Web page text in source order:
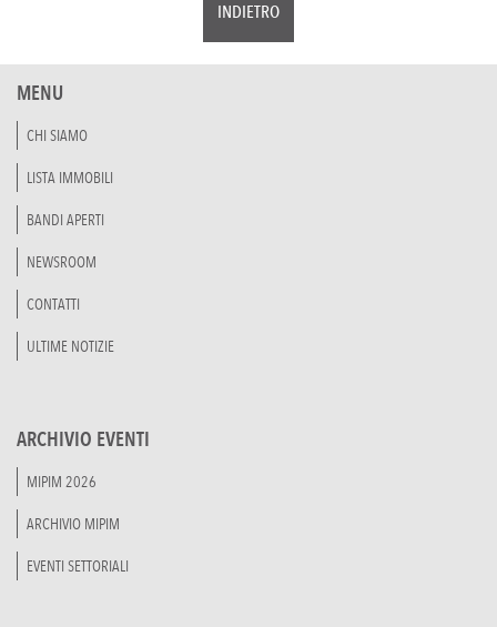
INDIETRO
MENU
CHI SIAMO
LISTA IMMOBILI
BANDI APERTI
NEWSROOM
CONTATTI
ULTIME NOTIZIE
ARCHIVIO EVENTI
MIPIM 2026
ARCHIVIO MIPIM
EVENTI SETTORIALI